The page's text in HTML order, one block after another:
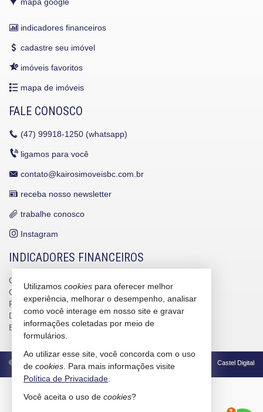
indicadores financeiros
cadastre seu imóvel
imóveis favoritos
mapa de imóveis
FALE CONOSCO
(47) 99918-1250 (whatsapp)
ligamos para você
contato@kairosimoveisbc.com.br
receba nosso newsletter
trabalhe conosco
Instagram
INDICADORES FINANCEIROS
CUB /
CUB /SCvariação
0,95%
Poupança
0,6738%
Dólar Comercial
R$ 5,09
Euro
R$ 5,88
© 2026 CRECI/SC 4586-J Política de Privacidade Castel Digital
Utilizamos cookies para oferecer melhor
experiência, melhorar o desempenho, analisar
como você interage em nosso site e gravar
informações coletadas por meio de
formulários.
Ao utilizar esse site, você concorda com o uso
de cookies . Para mais informações visite
Política de Privacidade
Você aceita o uso de cookies?